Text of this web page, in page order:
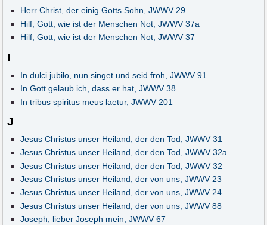
Herr Christ, der einig Gotts Sohn, JWWV 29
Hilf, Gott, wie ist der Menschen Not, JWWV 37a
Hilf, Gott, wie ist der Menschen Not, JWWV 37
I
In dulci jubilo, nun singet und seid froh, JWWV 91
In Gott gelaub ich, dass er hat, JWWV 38
In tribus spiritus meus laetur, JWWV 201
J
Jesus Christus unser Heiland, der den Tod, JWWV 31
Jesus Christus unser Heiland, der den Tod, JWWV 32a
Jesus Christus unser Heiland, der den Tod, JWWV 32
Jesus Christus unser Heiland, der von uns, JWWV 23
Jesus Christus unser Heiland, der von uns, JWWV 24
Jesus Christus unser Heiland, der von uns, JWWV 88
Joseph, lieber Joseph mein, JWWV 67